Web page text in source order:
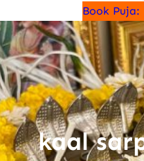
Book Puja:
kaal